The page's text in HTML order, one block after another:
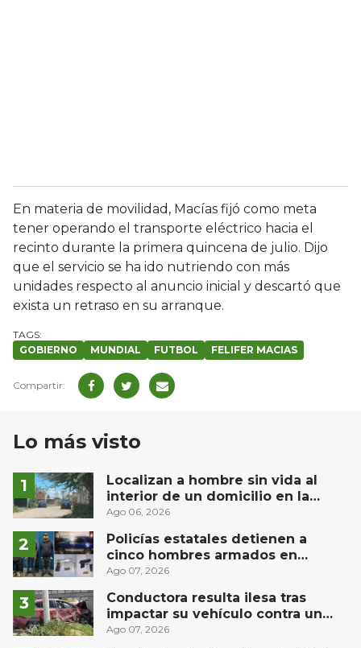
En materia de movilidad, Macías fijó como meta
tener operando el transporte eléctrico hacia el
recinto durante la primera quincena de julio. Dijo
que el servicio se ha ido nutriendo con más
unidades respecto al anuncio inicial y descartó que
exista un retraso en su arranque.
GOBIERNO MUNDIAL FUTBOL FELIFER MACIAS
Lo más visto
Localizan a hombre sin vida al
interior de un domicilio en la
comunidad El Rodeo, San Juan del
Ago 06, 2026
Policías estatales detienen a
cinco hombres armados en
Puebla capital
Ago 07, 2026
Conductora resulta ilesa tras
impactar su vehículo contra un
muro en Huimilpan
Ago 07, 2026